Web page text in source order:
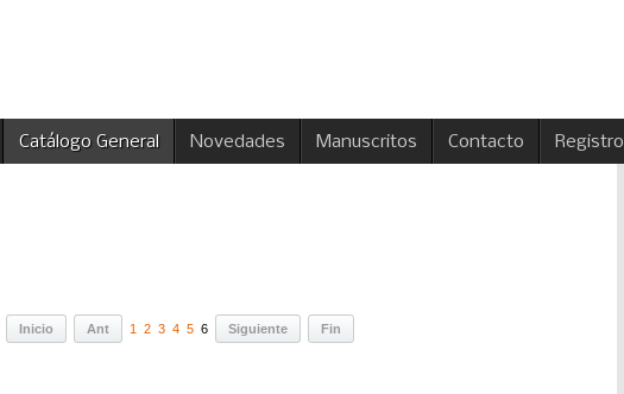
Catálogo General Novedades Manuscritos Contacto Registro
Inicio Ant 1 2 3 4 5 6 Siguiente Fin